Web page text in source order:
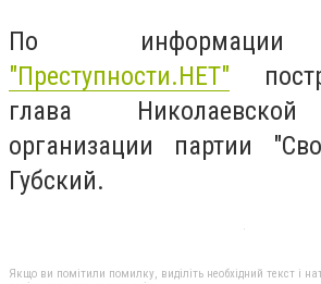
По информации
"Преступности.НЕТ"
глава
организации партии
Губский.
Якщо ви помітили помилку, виділіть необхідний текст і